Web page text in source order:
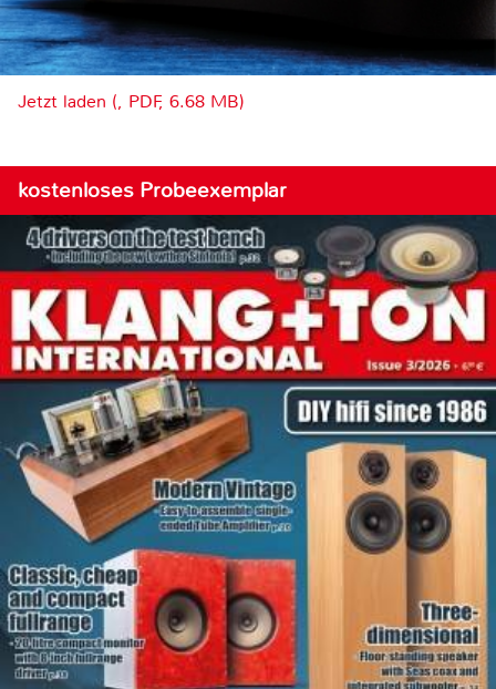
Jetzt laden (, PDF, 6.68 MB)
kostenloses Probeexemplar